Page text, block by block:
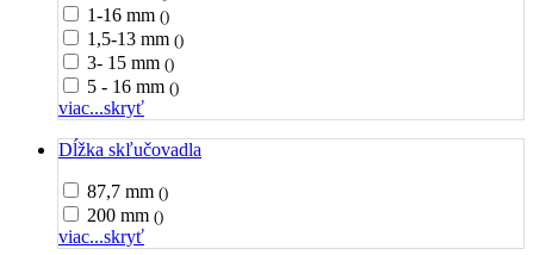
1-16 mm ()
1,5-13 mm ()
3- 15 mm ()
5 - 16 mm ()
viac...skryť
Dĺžka skľučovadla
87,7 mm ()
200 mm ()
viac...skryť